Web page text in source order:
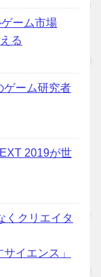
ーム市場
る
ゲーム研究者
2019が世
くクリエイタ
イエンス」